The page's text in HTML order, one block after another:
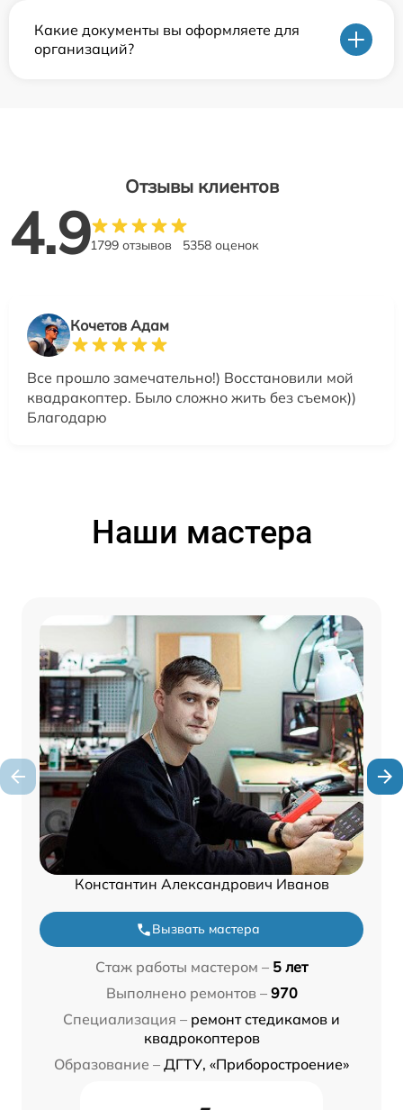
Какие документы вы оформляете для
организаций?
Отзывы клиентов
4.91799 отзывов 5358 оценок
Кочетов Адам
Все прошло замечательно!) Восстановили мой
квадракоптер. Было сложно жить без съемок))
Благодарю
Наши мастера
Константин Александрович Иванов
Вызвать мастера
Стаж работы мастером – 5 лет
Выполнено ремонтов – 970
Специализация – ремонт стедикамов и
квадрокоптеров
Образование – ДГТУ, «Приборостроение»